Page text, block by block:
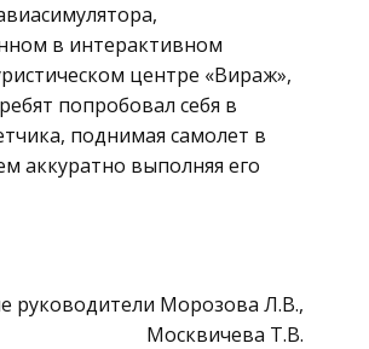
в интерактивном
центре «Вираж»,
попробовал себя в
поднимая самолет в
аккуратно выполняя его
руководители Морозова Л.В.,
Москвичева Т.В.